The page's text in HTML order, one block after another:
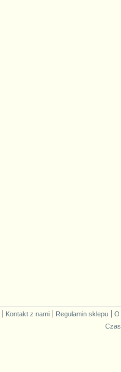
Kontakt z nami Regulamin sklepu
O